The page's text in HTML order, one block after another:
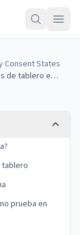
Consent States
Leyes de cámaras de tablero en Alabama: legalidad, reglas de montaje y uso como prueba
tablero
prueba en